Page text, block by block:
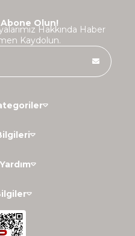
Olun!
Hakkında Haber
Kaydolun.